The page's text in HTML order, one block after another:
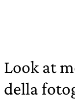
Look at
della